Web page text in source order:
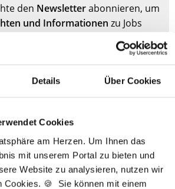
Details Über Cookies
Cookies
am Herzen. Um Ihnen das
mit unserem Portal zu bieten und
Website zu analysieren, nutzen wir
Cookies. 🍪 Sie können mit einem
den Newsletterabonnieren, um
und Informationen zu Jobs
Karriere in der Zahnarztpraxis zu
gelesen und bin mit
absenden
abgesendet? Dann passen Siehier
Stellensuche an.